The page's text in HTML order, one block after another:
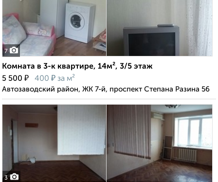
7
Комната в 3-к квартире, 14м², 3/5 этаж
5 500 ₽ 400 ₽ за м²
Автозаводский район, ЖК 7-й, проспект Степана Разина 56
3